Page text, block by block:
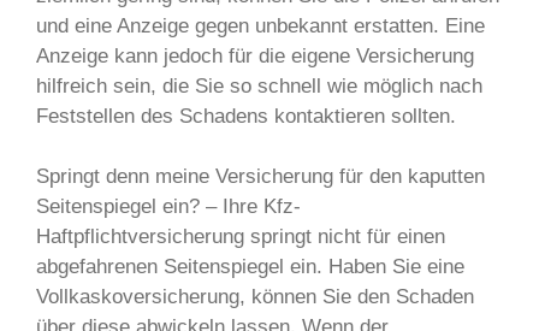
und eine Anzeige gegen unbekannt erstatten. Eine
Anzeige kann jedoch für die eigene Versicherung
hilfreich sein, die Sie so schnell wie möglich nach
Feststellen des Schadens kontaktieren sollten.
Springt denn meine Versicherung für den kaputten
Seitenspiegel ein? – Ihre Kfz-
Haftpflichtversicherung springt nicht für einen
abgefahrenen Seitenspiegel ein. Haben Sie eine
Vollkaskoversicherung, können Sie den Schaden